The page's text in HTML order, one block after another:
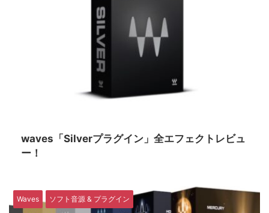
waves「Silverプラグイン」全エフェクトレビュ
ー！
Waves ソフト音源 & プラグイン